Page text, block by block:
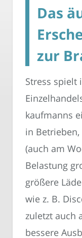
Das
zur
Stress spielt
kaufmanns
in
(auch am
Belastung
größere
wie z. B.
zuletzt auch
bessere